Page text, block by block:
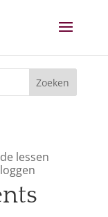
lessen
Zoeken